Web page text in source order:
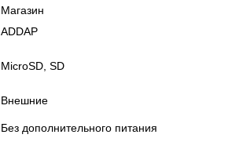
Магазин
ADDAP
MicroSD, SD
Внешние
Без дополнительного питания